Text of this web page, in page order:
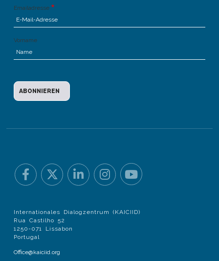
Emailadresse
Vorname
Internationales Dialogzentrum (KAICIID)
Rua Castilho 52
1250-071 Lissabon
Portugal
Office@kaiciid.org